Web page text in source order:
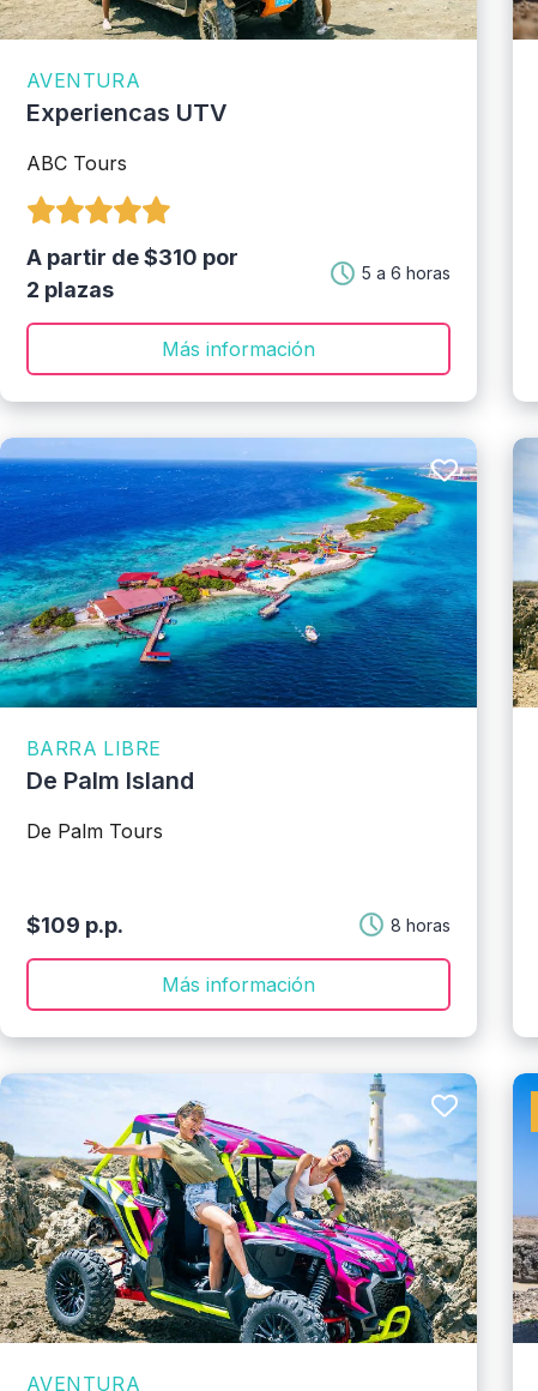
AVENTURA
Experiencas UTV
ABC Tours
A partir de $310 por
2 plazas
5 a 6 horas
Más información
BARRA LIBRE
De Palm Island
De Palm Tours
$109 p.p. 8 horas
Más información
AVENTURA